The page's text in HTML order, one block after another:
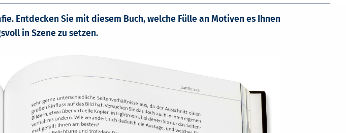
Entdecken Sie mit diesem Buch, welche Fülle an Motiven es Ihnen
in Szene zu setzen.